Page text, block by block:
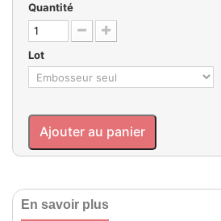
Quantité
Lot
Ajouter au panier
En savoir plus